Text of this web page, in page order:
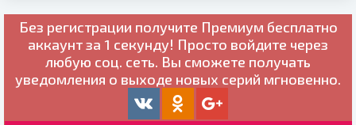
Без регистрации получите Премиум бесплатно
аккаунт за 1 секунду! Просто войдите через
любую соц. сеть. Вы сможете получать
уведомления о выходе новых серий мгновенно.